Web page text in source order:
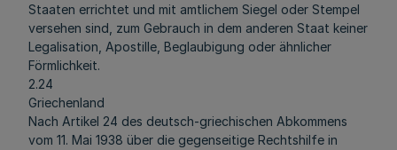
Staaten errichtet und mit amtlichem Siegel oder Stempel
versehen sind, zum Gebrauch in dem anderen Staat keiner
Legalisation, Apostille, Beglaubigung oder ähnlicher
Förmlichkeit.
2.24
Griechenland
Nach Artikel 24 des deutsch-griechischen Abkommens
vom 11. Mai 1938 über die gegenseitige Rechtshilfe in